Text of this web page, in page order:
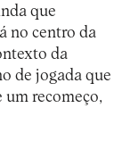
que
no centro da
da
de jogada que
recomeço,